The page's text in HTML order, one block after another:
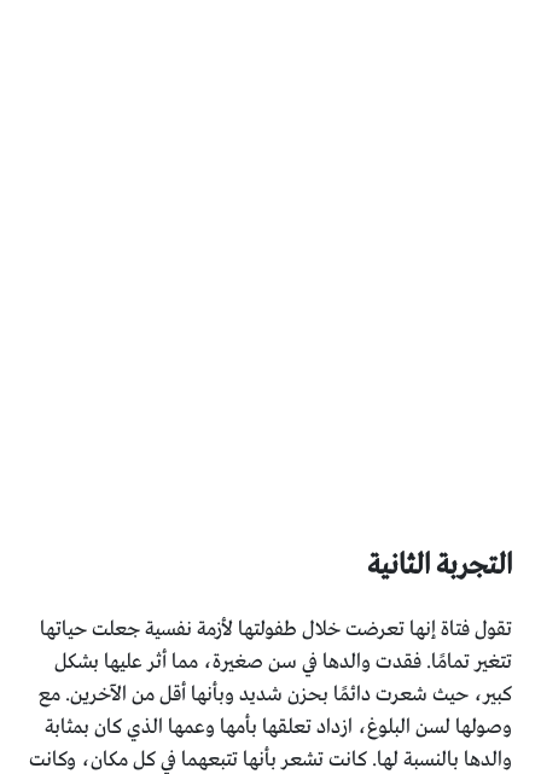
التجربة الثانية
تقول فتاة إنها تعرضت خلال طفولتها لأزمة نفسية جعلت حياتها
تتغير تمامًا. فقدت والدها في سن صغيرة، مما أثر عليها بشكل
كبير، حيث شعرت دائمًا بحزن شديد وبأنها أقل من الآخرين. مع
وصولها لسن البلوغ، ازداد تعلقها بأمها وعمها الذي كان بمثابة
والدها بالنسبة لها. كانت تشعر بأنها تتبعهما في كل مكان، وكانت